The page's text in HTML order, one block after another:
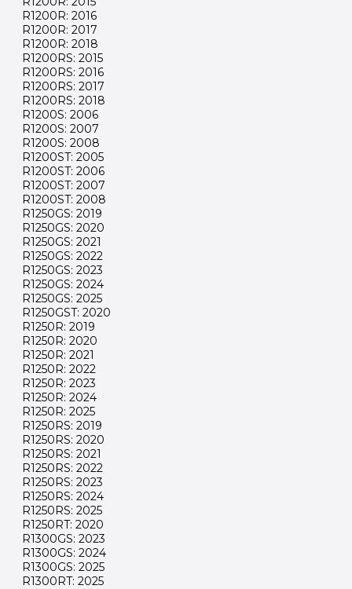
R1200R: 2016
R1200R: 2017
R1200R: 2018
R1200RS: 2015
R1200RS: 2016
R1200RS: 2017
R1200RS: 2018
R1200S: 2006
R1200S: 2007
R1200S: 2008
R1200ST: 2005
R1200ST: 2006
R1200ST: 2007
R1200ST: 2008
R1250GS: 2019
R1250GS: 2020
R1250GS: 2021
R1250GS: 2022
R1250GS: 2023
R1250GS: 2024
R1250GS: 2025
R1250GST: 2020
R1250R: 2019
R1250R: 2020
R1250R: 2021
R1250R: 2022
R1250R: 2023
R1250R: 2024
R1250R: 2025
R1250RS: 2019
R1250RS: 2020
R1250RS: 2021
R1250RS: 2022
R1250RS: 2023
R1250RS: 2024
R1250RS: 2025
R1250RT: 2020
R1300GS: 2023
R1300GS: 2024
R1300GS: 2025
R1300RT: 2025